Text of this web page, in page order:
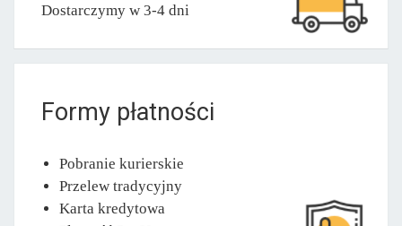
Dostarczymy w 3-4 dni
Formy płatności
Pobranie kurierskie
Przelew tradycyjny
Karta kredytowa